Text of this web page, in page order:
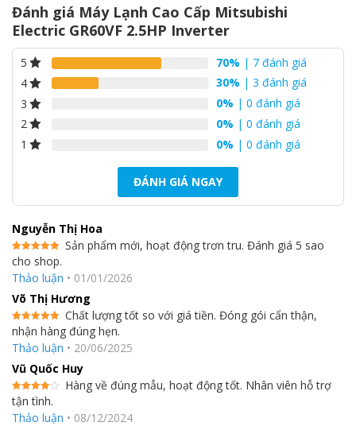
Đánh giá Máy Lạnh Cao Cấp Mitsubishi
Electric GR60VF 2.5HP Inverter
5 70% | 7 đánh giá
4
30% | 3 đánh giá
3
0% | 0 đánh giá
2
0% | 0 đánh giá
1
0% | 0 đánh giá
ĐÁNH GIÁ NGAY
Nguyễn Thị Hoa
Được xếp
hạng 55
sao
Sản phẩm mới, hoạt động trơn tru. Đánh giá 5 sao
cho shop.
Thảo luận • 01/01/2026
Võ Thị Hương
Được xếp
hạng 5 5
sao
Chất lượng tốt so với giá tiền. Đóng gói cẩn thận,
nhận hàng đúng hẹn.
Thảo luận • 20/06/2025
Vũ Quốc Huy
Được
xếp hạng
45 sao
Hàng về đúng mẫu, hoạt động tốt. Nhân viên hỗ trợ
tận tình.
Thảo luận • 08/12/2024